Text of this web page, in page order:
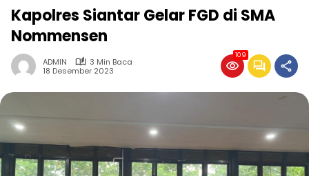
Kapolres Siantar Gelar FGD di SMA
Nommensen
ADMIN
3 Min Baca
18 Desember 2023
109